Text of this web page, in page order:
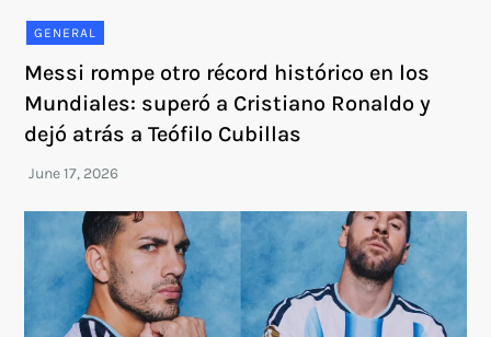
GENERAL
Messi rompe otro récord histórico en los
Mundiales: superó a Cristiano Ronaldo y
dejó atrás a Teófilo Cubillas